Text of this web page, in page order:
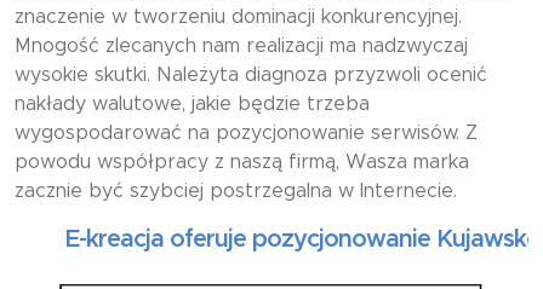
znaczenie w tworzeniu dominacji konkurencyjnej.
Mnogość zlecanych nam realizacji ma nadzwyczaj
wysokie skutki. Należyta diagnoza przyzwoli ocenić
nakłady walutowe, jakie będzie trzeba
wygospodarować na pozycjonowanie serwisów. Z
powodu współpracy z naszą firmą, Wasza marka
zacznie być szybciej postrzegalna w Internecie.
E-kreacja oferuje pozycjonowanie Kujawsko-